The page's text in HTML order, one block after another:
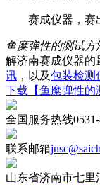
赛成仪器，赛出
鱼糜弹性的测试
解济南赛成仪器的
讯 ，以及包装检测
下载【鱼糜弹性的
全国服务热线
联系邮箱
山东省济南市七里